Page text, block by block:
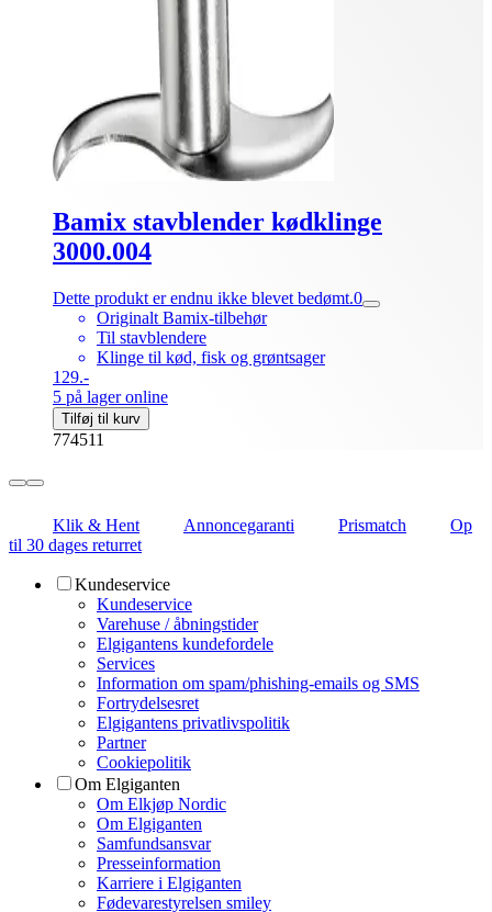
Bamix stavblender kødklinge
3000.004
Dette produkt er endnu ikke blevet bedømt.0
Originalt Bamix-tilbehør
Til stavblendere
Klinge til kød, fisk og grøntsager
129.-
5 på lager online
Tilføj til kurv
774511
Klik & Hent Annoncegaranti Prismatch
Op
til 30 dages returret
Kundeservice
Kundeservice
Varehuse / åbningstider
Elgigantens kundefordele
Services
Information om spam/phishing-emails og SMS
Fortrydelsesret
Elgigantens privatlivspolitik
Partner
Cookiepolitik
Om Elgiganten
Om Elkjøp Nordic
Om Elgiganten
Samfundsansvar
Presseinformation
Karriere i Elgiganten
Fødevarestyrelsen smiley